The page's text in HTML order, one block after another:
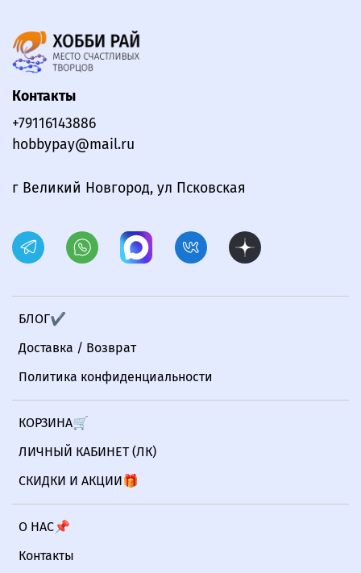
БЛОГ✔
Доставка / Возврат
Политика конфиденциальности
КОРЗИНА🛒
ЛИЧНЫЙ КАБИНЕТ (ЛК)
СКИДКИ И АКЦИИ🎁
О НАС📌
Контакты
Контакты
+79116143886
hobbypay@mail.ru
г Великий Новгород, ул Псковская